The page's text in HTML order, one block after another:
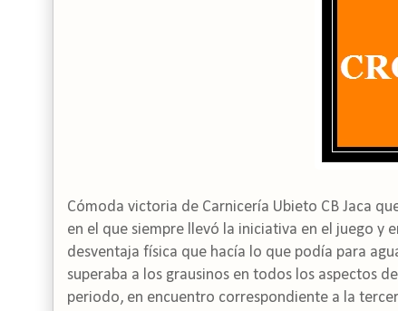
Cómoda victoria de Carnicería Ubieto CB Jaca
en el que siempre llevó la iniciativa en el juego y
desventaja física que hacía lo que podía para
superaba a los grausinos en todos los aspectos
periodo, en encuentro correspondiente a la